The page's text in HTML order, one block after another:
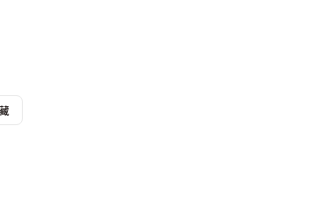
楷也沒有錯過，一進入玄關正前方收納櫃體，依照屋主
間，而左側刻意以穿透設計的展示櫃，巧妙淡化掉櫃
區，人文性、專屬性予以彰顯，鞋櫃內在並設置紫外線
覽無疑，沙發背牆採用歐洲壁紙，陪襯出現代藝術畫作